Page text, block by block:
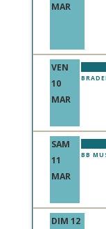
MAR
VEN
10
MAR
SAM
11
MAR
BB
DIM 12